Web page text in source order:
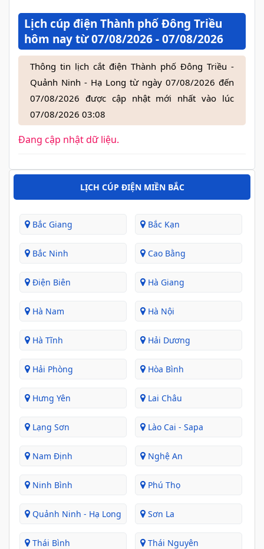
Lịch cúp điện Thành phố Đông Triều
hôm nay từ 07/08/2026 - 07/08/2026
Thông tin lịch cắt điện Thành phố Đông Triều -
Quảnh Ninh - Hạ Long từ ngày 07/08/2026 đến
07/08/2026 được cập nhật mới nhất vào lúc
07/08/2026 03:08
Đang cập nhật dữ liệu.
LỊCH CÚP ĐIỆN MIỀN BẮC
Bắc Giang Bắc Kạn
Bắc Ninh Cao Bằng
Điện Biên Hà Giang
Hà Nam Hà Nội
Hà Tĩnh Hải Dương
Hải Phòng Hòa Bình
Hưng Yên Lai Châu
Lạng Sơn Lào Cai - Sapa
Nam Định Nghệ An
Ninh Bình Phú Thọ
Quảnh Ninh - Hạ Long Sơn La
Thái Bình Thái Nguyên